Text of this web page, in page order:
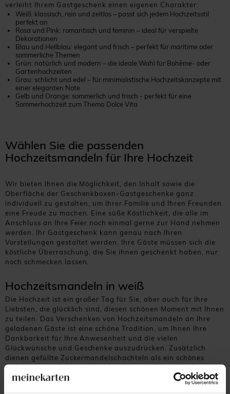
verleiht Ihrem Gastgeschenk einen eigenen Charakter:
Weiß: klassisch, rein und zeitlos – passt sich jedem Hochzeitsstil
perfekt an
Rosa und Pink: romantisch und feminin – ideal für verspielte
Dekorationen
Blau und Hellblau: elegant und frisch – perfekt für maritime oder
sommerliche Themen
Grün: natürlich und modern – die ideale Wahl für Bohème- oder
Gartenhochzeiten
Grau: schlicht und edel – für minimalistische Hochzeitskonzepte mit
einer eleganten Note
Gelb und Orange: sommerlich und frisch - perfekt für eine
Sommerhochzeit zum Thema Dolce Vita
Wählen Sie die passenden
Hochzeitsmandeln für Ihre Hochzeit
Wir bieten Ihnen die Möglichkeit, den Inhalt sowie die
Oberfläche der Geschenkboxen-Gastgeschenke ganz
individuell zu gestalten, um Ihrer Familie und Ihren Freunden
eine Freude zu machen. Eine süße Köstlichkeit, die alle im
Anschluss an Ihre Feier noch einmal gerne zur Hand nehmen
werden. Ihr Gastgeschenk kann genau nach Ihren
Vorstellungen gestaltet werden. Ihre Gäste müssen sich die
köstliche Überraschung, die Sie ihnen geschenkt haben, nur
noch schmecken lassen.
Hochzeitsmandeln in weiß
Die Hochzeit ist ein großer Tag für Sie, aber auch für Ihre
Liebsten, die glücklich sind, diesen schönen Moment mit Ihnen
zu teilen. Das Verschenken von Hochzeitsmandeln an Ihre
geladenen Gäste ist eine schöne Tradition, um Ihnen Ihre
Dankbarkeit für Ihre Anwesenheit und die vielen
Glückwünsche und Geschenke auszudrücken. Zusätzlich
dienen gefüllte Zuckermandelschachteln als ein schönes
Andenken an Ihr gemeinsames Hochzeitsfest. Es symbolisiert
einen Teil Ihre Ehe, den Sie alle als Erinnerung mit nach